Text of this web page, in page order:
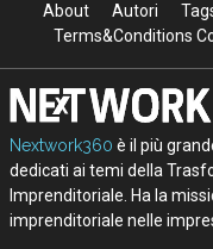
About Autori
Terms&Conditions
Nextwork360 è il più
dedicati ai temi della
Imprenditoriale. Ha la
imprenditoriale nelle